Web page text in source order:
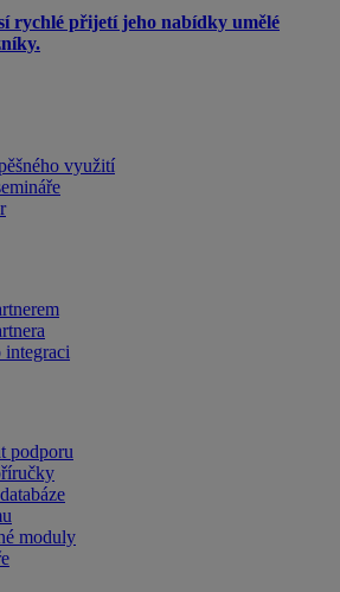
rychlé přijetí jeho nabídky umělé
využití
integraci
podporu
moduly